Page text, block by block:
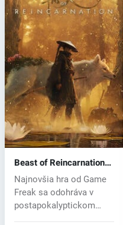
Beast of Reincarnation
(PC) key
Najnovšia hra od Game
Freak sa odohráva v
postapokalyptickom